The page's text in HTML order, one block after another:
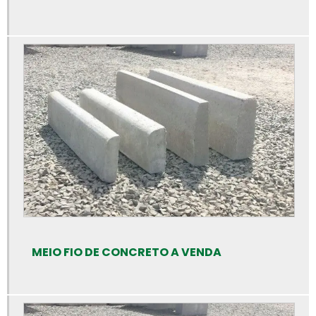
Bloquete para calçada preço
Bloquete para calçada
Bloquete para calçamento
Bloquete de cimento para calçada
Bloquete de concreto para calçada
Bloquete intertravado de concreto
Bloquetes para calçamento preço
Bloquetes de concreto para piso
Calha de concreto preço
MEIO FIO DE CONCRETO A VENDA